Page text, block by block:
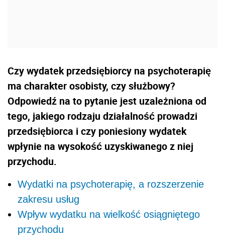
Czy wydatek przedsiębiorcy na psychoterapię
ma charakter osobisty, czy służbowy?
Odpowiedź na to pytanie jest uzależniona od
tego, jakiego rodzaju działalność prowadzi
przedsiębiorca i czy poniesiony wydatek
wpłynie na wysokość uzyskiwanego z niej
przychodu.
Wydatki na psychoterapię, a rozszerzenie
zakresu usług
Wpływ wydatku na wielkość osiągniętego
przychodu